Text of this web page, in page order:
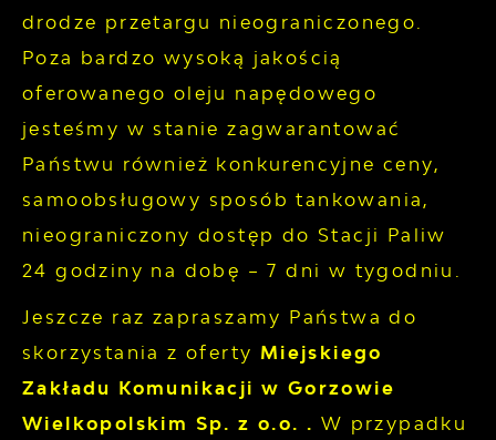
drodze przetargu nieograniczonego.
Poza bardzo wysoką jakością
oferowanego oleju napędowego
jesteśmy w stanie zagwarantować
Państwu również konkurencyjne ceny,
samoobsługowy sposób tankowania,
nieograniczony dostęp do Stacji Paliw
24 godziny na dobę – 7 dni w tygodniu.
Jeszcze raz zapraszamy Państwa do
skorzystania z oferty Miejskiego
Zakładu Komunikacji w Gorzowie
Wielkopolskim Sp. z o.o. . W przypadku